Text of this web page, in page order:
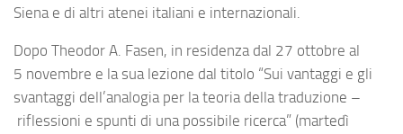
Siena e di altri atenei italiani e internazionali.
Dopo Theodor A. Fasen, in residenza dal 27 ottobre al
5 novembre e la sua lezione dal titolo “Sui vantaggi e gli
svantaggi dell’analogia per la teoria della traduzione –
riflessioni e spunti di una possibile ricerca” (martedì